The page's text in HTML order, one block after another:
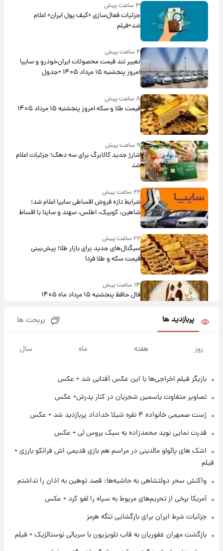
۳ ساعت پیش
جزئیات فعال‌سازی «کیف پول ایران» اعلام
شد+فیلم
۶ ساعت پیش
تغییر تند قیمت محصولات ایران‌خودرو و سایپا
امروز پنجشنبه ۱۵ مرداد ۱۴۰۵ +جدول
۸ ساعت پیش
قیمت طلا و سکه امروز پنجشنبه ۱۵ مرداد ۱۴۰۵
۹ ساعت پیش
شارژ جدید کالابرگ برای سه دهک؛ جزئیات اعلام
شد
۲۲ ساعت پیش
شرایط تازه فروش اقساطی سایپا اعلام شد؛
شاهین، کوییک، اطلس، سهند و ساینا با اقساط
بلندمدت + جدول
۲۲ ساعت پیش
سیگنال‌های جدید برای بازار طلا؛ پیش‌بینی
قیمت سکه و طلا فردا
۱۴ ساعت پیش
فال حافظ پنجشنبه ۱۵ مرداد ماه ۱۴۰۵
۱۶ ساعت پیش
+ جدول
آغاز طرح جدید فروش مشارکت در تولید سایپا؛
سود مشارکت چند درصد است؟
۱ روز پیش
پربازدید ها پربحث ها
روز هفته ماه سال
بازیگر فیلم اخراجی‌ها با این عکس آفتابی شد + عکس
تصاویر متفاوت یاسمین شجریان در کنار پدرش+ عکس
ژست صمیمی خانواده ۴ نفره شیلا خداداد پربازدید شد + عکس
قدرت نمایی نوید محمدزاده به سبک بروس لی + عکس
اشک های پائولو مالدینی در مراسم هم بازی قدیمی اش فرانکو بارزی +
فیلم
واکنش سحر دولتشاهی به حاشیه‌ها: قصد توهین به اذان را نداشتم
آمریکا برخی از تحریم‌های مربوط به سپاه را لغو کرد + عکس
جزئیات شرط ایران برای بازگشایی تنگه هرمز
بازگشت مهران غفوریان به قاب تلویزیون با سریالی نوستالژیک + فیلم